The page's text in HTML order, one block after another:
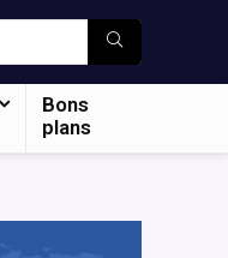
Bons
plans